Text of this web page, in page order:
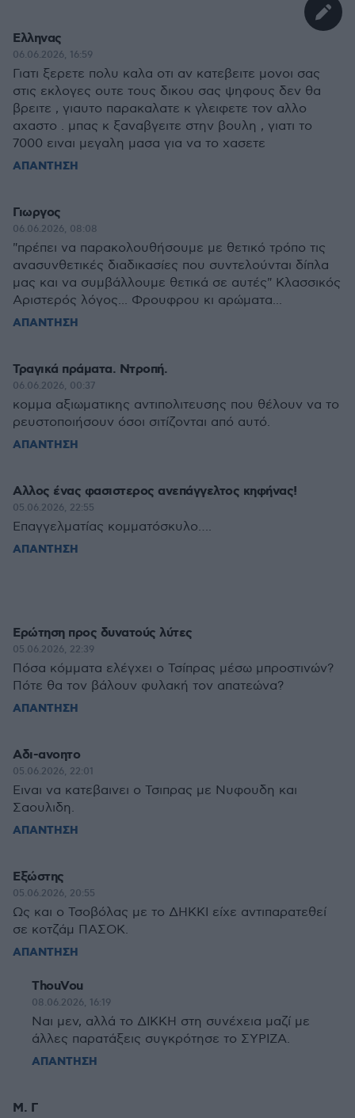
Ελληνας
06.06.2026, 16:59
Γιατι ξερετε πολυ καλα οτι αν κατεβειτε μονοι σας
στις εκλογες ουτε τους δικου σας ψηφους δεν θα
βρειτε , γιαυτο παρακαλατε κ γλειφετε τον αλλο
αχαστο . μπας κ ξαναβγειτε στην βουλη , γιατι το
7000 ειναι μεγαλη μασα για να το χασετε
ΑΠΑΝΤΗΣΗ
Γιωργος
06.06.2026, 08:08
"πρέπει να παρακολουθήσουμε με θετικό τρόπο τις
ανασυνθετικές διαδικασίες που συντελούνται δίπλα
μας και να συμβάλλουμε θετικά σε αυτές" Κλασσικός
Αριστερός λόγος... Φρουφρου κι αρώματα...
ΑΠΑΝΤΗΣΗ
Τραγικά πράματα. Ντροπή.
06.06.2026, 00:37
κομμα αξιωματικης αντιπολιτευσης που θέλουν να το
ρευστοποιήσουν όσοι σιτίζονται από αυτό.
ΑΠΑΝΤΗΣΗ
Αλλος ένας φασιστερος ανεπάγγελτος κηφήνας!
05.06.2026, 22:55
Επαγγελματίας κομματόσκυλο….
ΑΠΑΝΤΗΣΗ
Ερώτηση προς δυνατούς λύτες
05.06.2026, 22:39
Πόσα κόμματα ελέγχει ο Τσίπρας μέσω μπροστινών?
Πότε θα τον βάλουν φυλακή τον απατεώνα?
ΑΠΑΝΤΗΣΗ
Αδι-ανοητο
05.06.2026, 22:01
Ειναι να κατεβαινει ο Τσιπρας με Νυφουδη και
Σαουλιδη.
ΑΠΑΝΤΗΣΗ
Εξώστης
05.06.2026, 20:55
Ως και ο Τσοβόλας με το ΔΗΚΚΙ είχε αντιπαρατεθεί
σε κοτζάμ ΠΑΣΟΚ.
ΑΠΑΝΤΗΣΗ
ThouVou
08.06.2026, 16:19
Ναι μεν, αλλά το ΔΙΚΚΗ στη συνέχεια μαζί με
άλλες παρατάξεις συγκρότησε το ΣΥΡΙΖΑ.
ΑΠΑΝΤΗΣΗ
Μ. Γ